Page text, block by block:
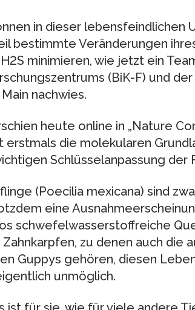
in dieser lebensfeindlichen
bestimmte Veränderungen
minimieren, wie jetzt ein
(BiK-F) und
nachwies.
heute online in „Nature
erstmals die molekularen
Schlüsselanpassung der
(Poecilia mexicana) sind
eine
schwefelwasserstoffreiche
Zahnkarpfen, zu denen auch die
Guppys gehören, diesen
unmöglich.